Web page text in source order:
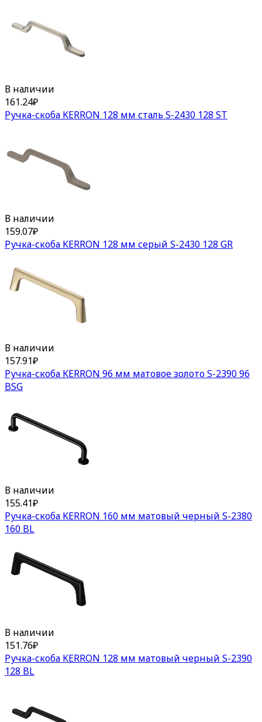
В наличии
161.24₽
Ручка-скоба KERRON 128 мм сталь S-2430 128 ST
В наличии
159.07₽
Ручка-скоба KERRON 128 мм серый S-2430 128 GR
В наличии
157.91₽
Ручка-скоба KERRON 96 мм матовое золото S-2390 96
BSG
В наличии
155.41₽
Ручка-скоба KERRON 160 мм матовый черный S-2380
160 BL
В наличии
151.76₽
Ручка-скоба KERRON 128 мм матовый черный S-2390
128 BL